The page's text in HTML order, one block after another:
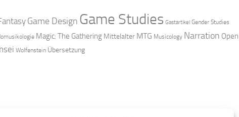
Game Design Game Studies Gastartikel Gender Studies
Magic: The Gathering Mittelalter MTG Musicology Narration Open
Wolfenstein Übersetzung